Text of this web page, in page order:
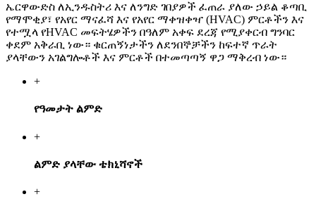
ኤርዋውድስ ለኢንዱስትሪ እና ለንግድ ገበያዎች ፈጠራ ያለው ኃይል ቆጣቢ
የማሞቂያ፣ የአየር ማናፈሻ እና የአየር ማቀዝቀዣ (HVAC) ምርቶችን እና
የተሟላ የHVAC መፍትሄዎችን በዓለም አቀፍ ደረጃ የሚያቀርብ ግንባር
ቀደም አቅራቢ ነው። ቁርጠኝነታችን ለደንበኞቻችን ከፍተኛ ጥራት
ያላቸውን አገልግሎቶች እና ምርቶች በተመጣጣኝ ዋጋ ማቅረብ ነው።
+
የዓመታት ልምድ
+
ልምድ ያላቸው ቴክኒሻኖች
+